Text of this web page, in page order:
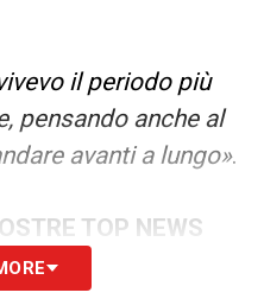
il periodo più
pensando anche al
avanti a lungo».
TOP NEWS